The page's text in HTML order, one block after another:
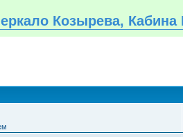
Козырева, Кабина